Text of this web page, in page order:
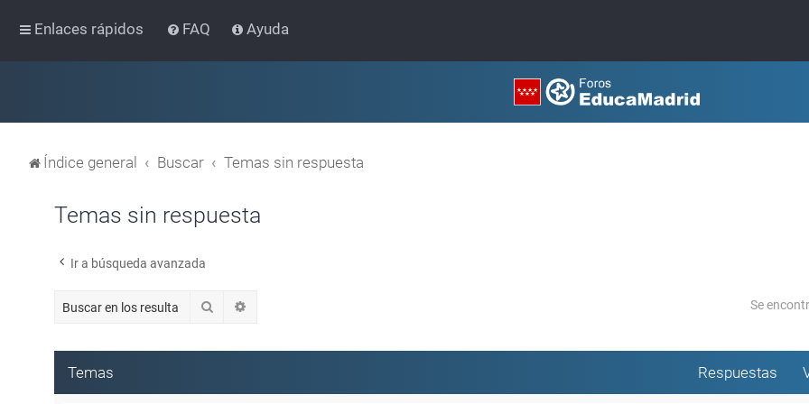
Enlaces rápidos FAQ Ayuda
Índice general Buscar Temas sin respuesta
Temas sin respuesta
Ir a búsqueda avanzada
Buscar Se
Temas Respuestas